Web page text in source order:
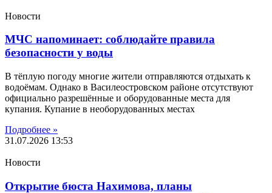
Новости
МЧС напоминает: соблюдайте правила
безопасности у воды
В тёплую погоду многие жители отправляются отдыхать к
водоёмам. Однако в Василеостровском районе отсутствуют
официально разрешённые и оборудованные места для
купания. Купание в необорудованных местах
Подробнее »
31.07.2026 13:53
Новости
Открытие бюста Нахимова, планы